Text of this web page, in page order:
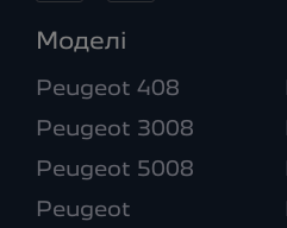
Моделі
Peugeot 408
Peugeot 3008
Peugeot 5008
Peugeot